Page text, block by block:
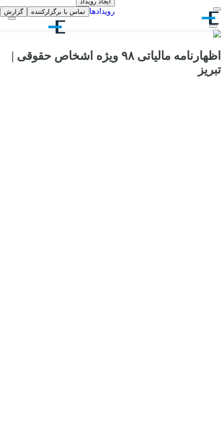
رویدادها تماس با برگزارکننده گزارش
اظهارنامه مالیاتی ۹۸ ویژه اشخاص حقوقی |
تبریز